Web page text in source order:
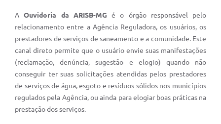
AOuvidoria da ARISB-MG é o órgão responsável pelo
relacionamento entre a Agência Reguladora, os usuários, os
prestadores de serviços de saneamento e a comunidade. Este
canal direto permite que o usuário envie suas manifestações
(reclamação, denúncia, sugestão e elogio) quando não
conseguir ter suas solicitações atendidas pelos prestadores
de serviços de água, esgoto e resíduos sólidos nos municípios
regulados pela Agência, ou ainda para elogiar boas práticas na
prestação dos serviços.